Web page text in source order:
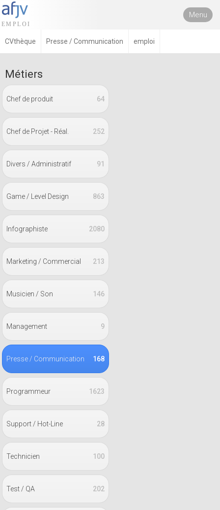
Menu
CVthèque Presse / Communication emploi
Métiers
64
Chef de produit
252
Chef de Projet - Réal.
91
Divers / Administratif
863
Game / Level Design
2080
Infographiste
213
Marketing / Commercial
146
Musicien / Son
9
Management
168
Presse / Communication
1623
Programmeur
28
Support / Hot-Line
100
Technicien
202
Test / QA